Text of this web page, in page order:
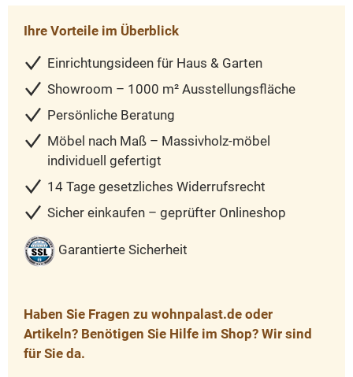
Ihre Vorteile im Überblick
Einrichtungsideen für Haus & Garten
Showroom – 1000 m² Ausstellungsfläche
Persönliche Beratung
Möbel nach Maß – Massivholz-möbel
individuell gefertigt
14 Tage gesetzliches Widerrufsrecht
Sicher einkaufen – geprüfter Onlineshop
Garantierte Sicherheit
Haben Sie Fragen zu wohnpalast.de oder
Artikeln? Benötigen Sie Hilfe im Shop? Wir sind
für Sie da.